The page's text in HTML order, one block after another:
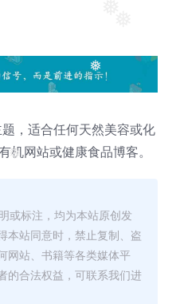
❅
，适合任何天然美容或化
机网站或健康食品博客。
或标注，均为本站原创发
本站同意时，禁止复制、盗
网站、书籍等各类媒体平
的合法权益，可联系我们进